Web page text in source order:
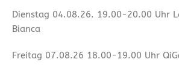
Dienstag 04.08.26. 19.00-20.00 Uhr
Bianca
Freitag 07.08.26 18.00-19.00 Uhr